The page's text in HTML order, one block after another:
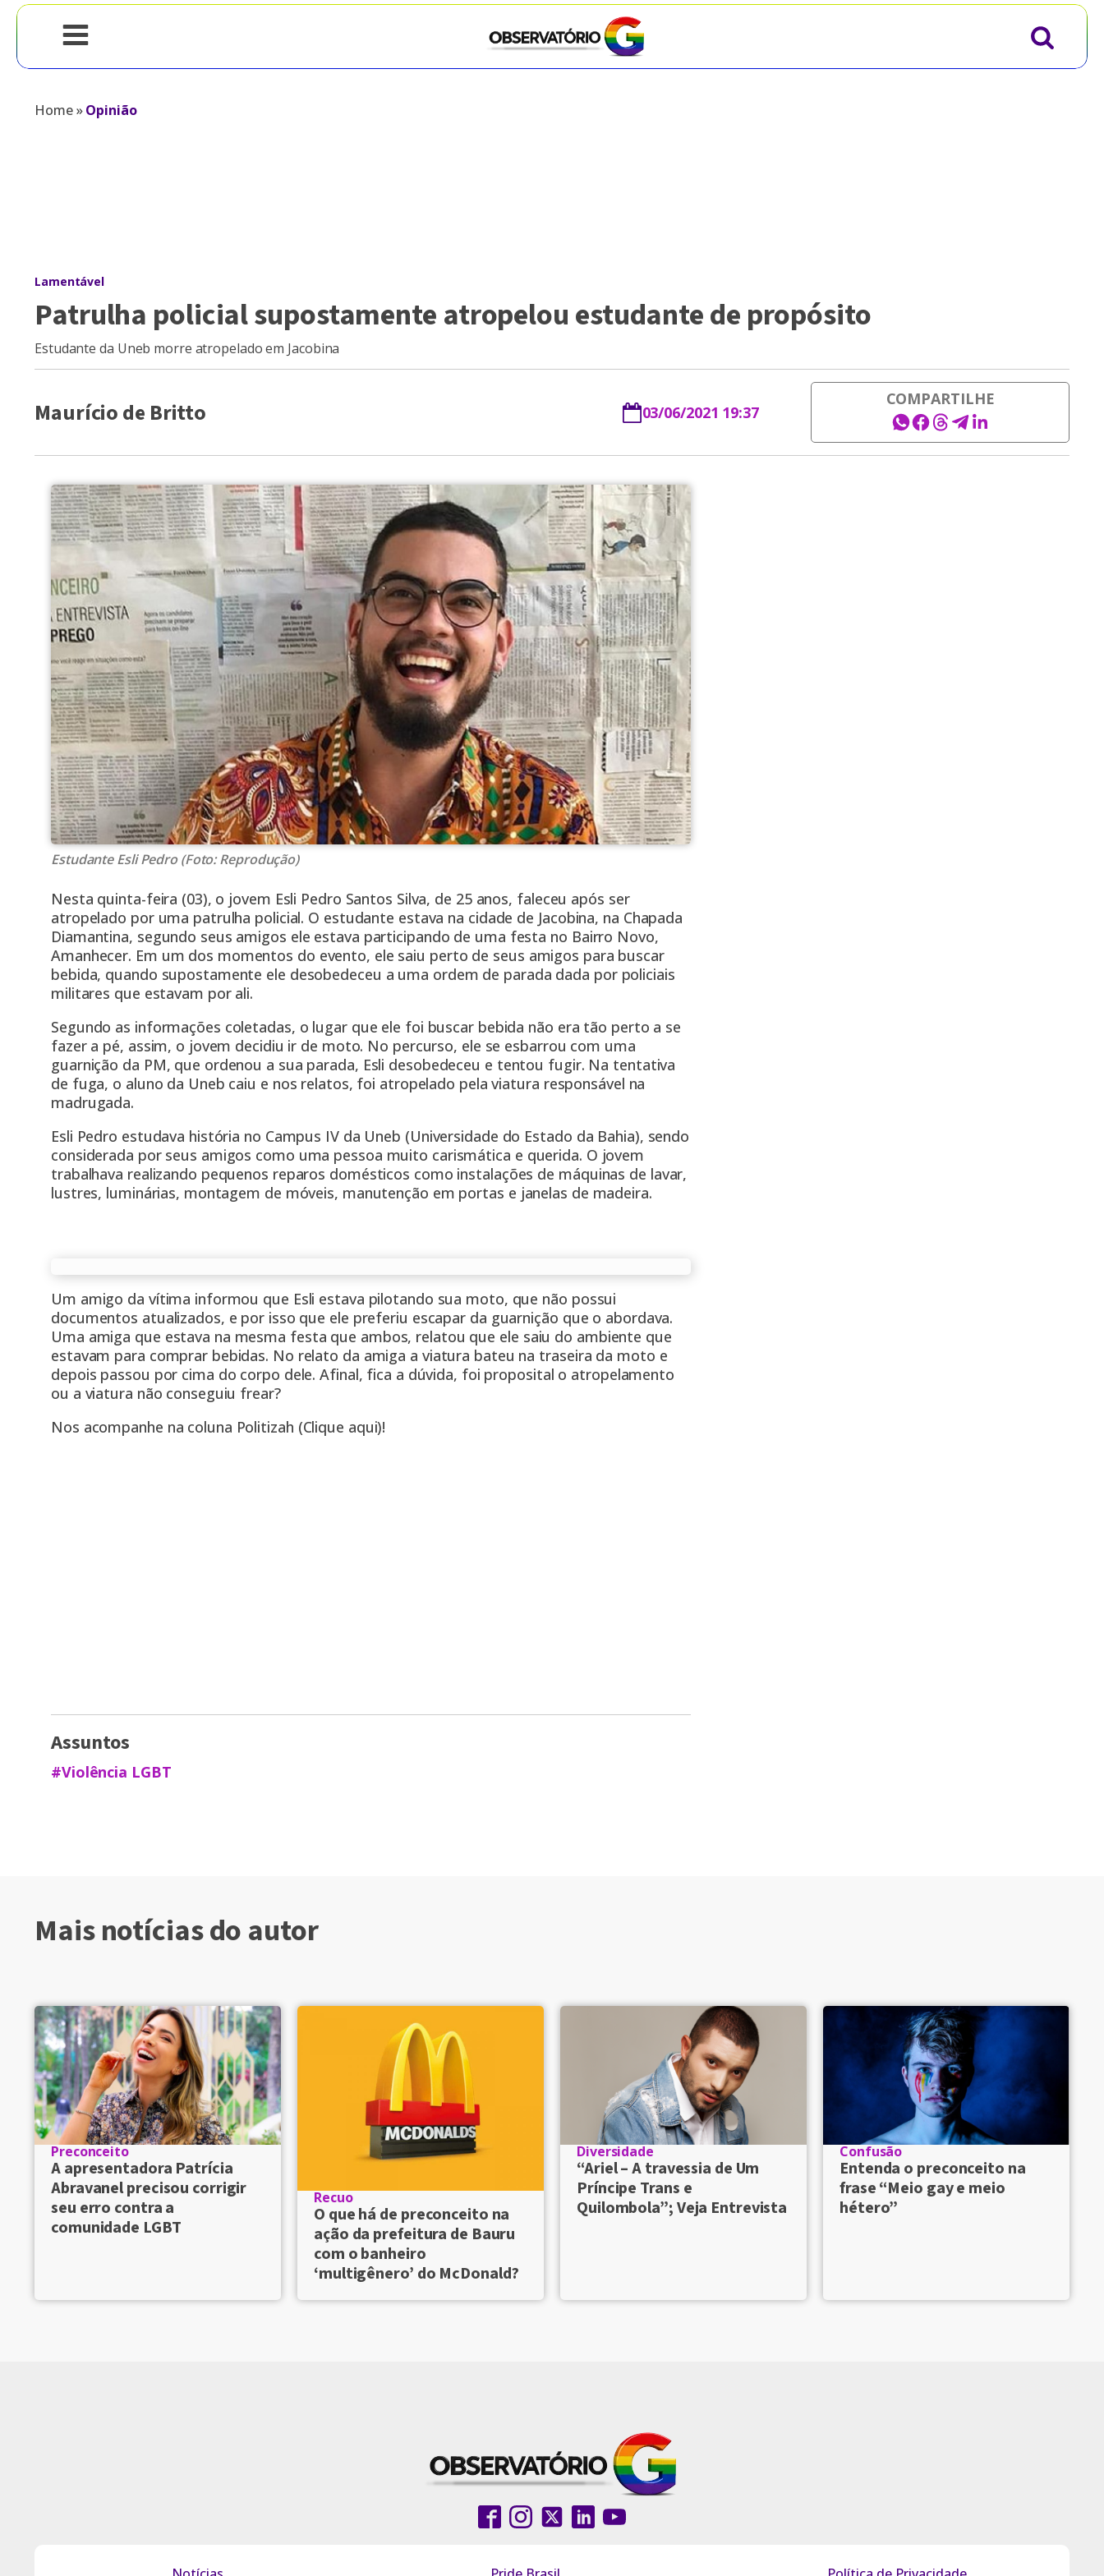
Home»Opinião
Lamentável
Patrulha policial supostamente atropelou estudante de propósito
Estudante da Uneb morre atropelado em Jacobina
Maurício de Britto 03/06/2021 19:37
COMPARTILHE
Estudante Esli Pedro (Foto: Reprodução)
Nesta quinta-feira (03), o jovem Esli Pedro Santos Silva, de 25 anos, faleceu após ser
atropelado por uma patrulha policial. O estudante estava na cidade de Jacobina, na Chapada
Diamantina, segundo seus amigos ele estava participando de uma festa no Bairro Novo,
Amanhecer. Em um dos momentos do evento, ele saiu perto de seus amigos para buscar
bebida, quando supostamente ele desobedeceu a uma ordem de parada dada por policiais
militares que estavam por ali.
Segundo as informações coletadas, o lugar que ele foi buscar bebida não era tão perto a se
fazer a pé, assim, o jovem decidiu ir de moto. No percurso, ele se esbarrou com uma
guarnição da PM, que ordenou a sua parada, Esli desobedeceu e tentou fugir. Na tentativa
de fuga, o aluno da Uneb caiu e nos relatos, foi atropelado pela viatura responsável na
madrugada.
Esli Pedro estudava história no Campus IV da Uneb (Universidade do Estado da Bahia), sendo
considerada por seus amigos como uma pessoa muito carismática e querida. O jovem
trabalhava realizando pequenos reparos domésticos como instalações de máquinas de lavar,
lustres, luminárias, montagem de móveis, manutenção em portas e janelas de madeira.
Um amigo da vítima informou que Esli estava pilotando sua moto, que não possui
documentos atualizados, e por isso que ele preferiu escapar da guarnição que o abordava.
Uma amiga que estava na mesma festa que ambos, relatou que ele saiu do ambiente que
estavam para comprar bebidas. No relato da amiga a viatura bateu na traseira da moto e
depois passou por cima do corpo dele. Afinal, fica a dúvida, foi proposital o atropelamento
ou a viatura não conseguiu frear?
Nos acompanhe na coluna Politizah (Clique aqui)!
Assuntos
#Violência LGBT
Mais notícias do autor
Preconceito
A apresentadora Patrícia
Abravanel precisou corrigir
seu erro contra a
comunidade LGBT
Recuo
O que há de preconceito na
ação da prefeitura de Bauru
com o banheiro
‘multigênero’ do McDonald?
Diversidade
“Ariel – A travessia de Um
Príncipe Trans e
Quilombola”; Veja Entrevista
Confusão
Entenda o preconceito na
frase “Meio gay e meio
hétero”